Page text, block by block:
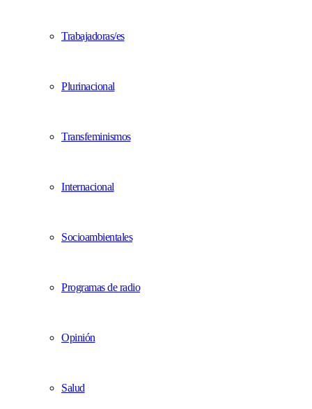
Trabajadoras/es
Plurinacional
Transfeminismos
Internacional
Socioambientales
Programas de radio
Opinión
Salud